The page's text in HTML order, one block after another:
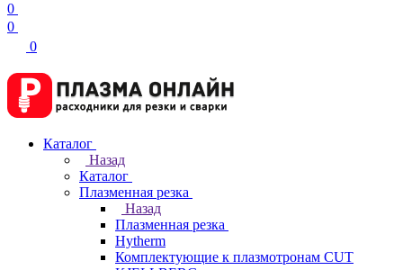
0
0
0
Каталог
Назад
Каталог
Плазменная резка
Назад
Плазменная резка
Hytherm
Комплектующие к плазмотронам CUT